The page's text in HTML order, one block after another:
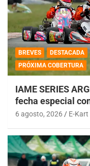
BREVES DESTACADA
PRÓXIMA COBERTURA
IAME SERIES
fecha especial
6 agosto, 2026 E-Kart